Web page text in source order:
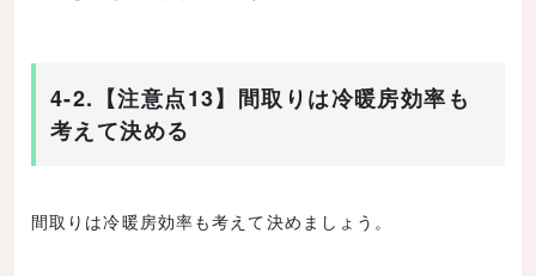
4-2.【注意点13】間取りは冷暖房効率も
考えて決める
間取りは冷暖房効率も考えて決めましょう。